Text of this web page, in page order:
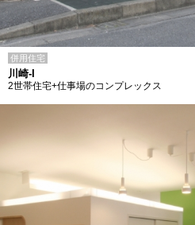
併用住宅
川崎-I
2世帯住宅+仕事場のコンプレックス